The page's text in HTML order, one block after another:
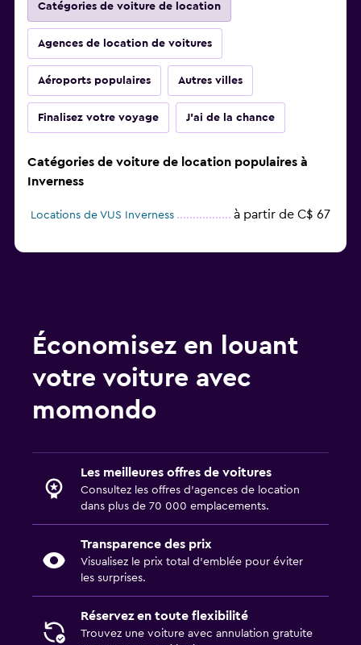
Catégories de voiture de location
Agences de location de voitures
Aéroports populaires Autres villes
Finalisez votre voyage J'ai de la chance
Catégories de voiture de location populaires à
Inverness
Locations de VUS Inverness à partir de C$ 67
Économisez en louant
votre voiture avec
momondo
Les meilleures offres de voitures
Consultez les offres d’agences de location
dans plus de 70 000 emplacements.
Transparence des prix
Visualisez le prix total d’emblée pour éviter
les surprises.
Réservez en toute flexibilité
Trouvez une voiture avec annulation gratuite